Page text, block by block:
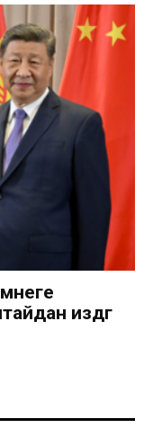
издөөгө